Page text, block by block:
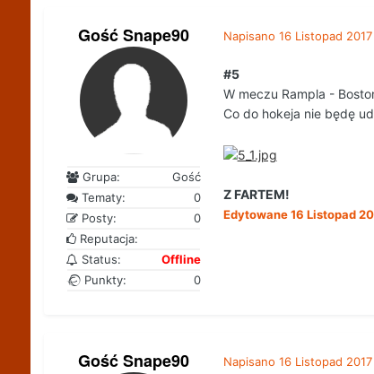
Gość Snape90
Grupa:
Gość
Tematy:
0
Posty:
0
Reputacja:
Status:
Offline
Punkty:
0
Napisano 16 Listopad 2017
#5
W meczu Rampla -
Co do hokeja nie będę
Z FARTEM!
Edytowane16 Listopad
Gość Snape90 Napisano 16 Listopad 2017